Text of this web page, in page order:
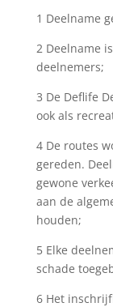
1 Deelname
2 Deelname
deelnemers;
3 De Deflife
ook als
4 De routes
gereden.
gewone
aan de
houden;
5 Elke
schade
6 Het